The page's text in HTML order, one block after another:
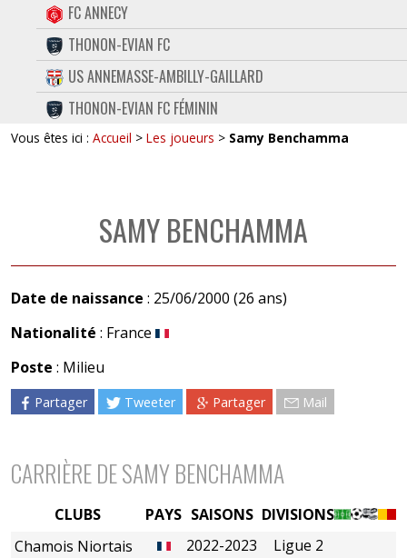
FORUM
CONTACT
FACEBOOK
TWITTER
FC ANNECY
THONON-EVIAN FC
US ANNEMASSE-AMBILLY-GAILLARD
THONON-EVIAN FC FÉMININ
Vous êtes ici : Accueil > Les joueurs > Samy Benchamma
SAMY BENCHAMMA
Date de naissance : 25/06/2000 (26 ans)
Nationalité : France
Poste : Milieu
Partager Tweeter Partager Mail
CARRIÈRE DE SAMY BENCHAMMA
PAYS SAISONS DIVISIONS
2022-2023
Ligue 2
CLUBS
Chamois Niortais